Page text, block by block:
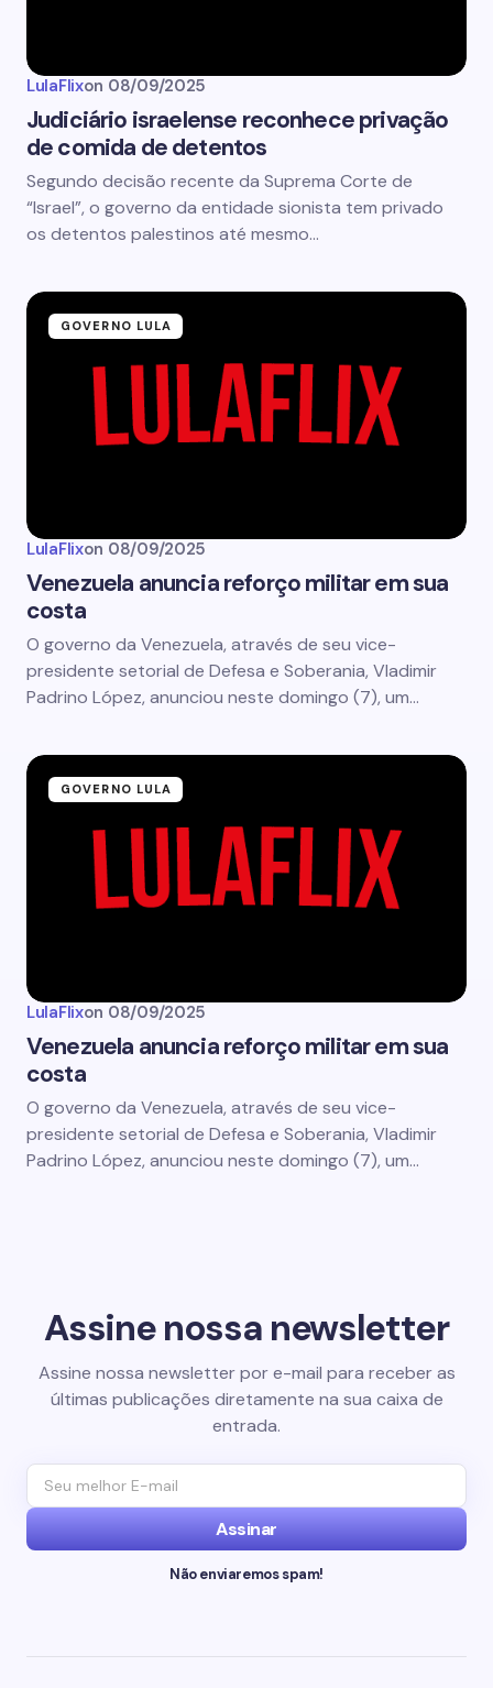
LulaFlixon 08/09/2025
Judiciário israelense reconhece privação
de comida de detentos
Segundo decisão recente da Suprema Corte de
“Israel”, o governo da entidade sionista tem privado
os detentos palestinos até mesmo…
GOVERNO LULA
LulaFlixon 08/09/2025
Venezuela anuncia reforço militar em sua
costa
O governo da Venezuela, através de seu vice-
presidente setorial de Defesa e Soberania, Vladimir
Padrino López, anunciou neste domingo (7), um…
GOVERNO LULA
LulaFlixon 08/09/2025
Venezuela anuncia reforço militar em sua
costa
O governo da Venezuela, através de seu vice-
presidente setorial de Defesa e Soberania, Vladimir
Padrino López, anunciou neste domingo (7), um…
Assine nossa newsletter
Assine nossa newsletter por e-mail para receber as
últimas publicações diretamente na sua caixa de
entrada.
Assinar
Não enviaremos spam!